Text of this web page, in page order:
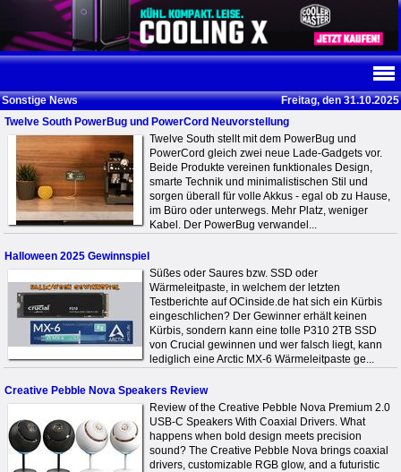
Sonstige News
Freitag, den 31.10.2025
Twelve South PowerBug und PowerCord Neuvorstellung
Twelve South stellt mit dem PowerBug und
PowerCord gleich zwei neue Lade-Gadgets vor.
Beide Produkte vereinen funktionales Design,
smarte Technik und minimalistischen Stil und
sorgen überall für volle Akkus - egal ob zu Hause,
im Büro oder unterwegs. Mehr Platz, weniger
Kabel. Der PowerBug verwandel...
Halloween 2025 Gewinnspiel
Süßes oder Saures bzw. SSD oder
Wärmeleitpaste, in welchem der letzten
Testberichte auf OCinside.de hat sich ein Kürbis
eingeschlichen? Der Gewinner erhält keinen
Kürbis, sondern kann eine tolle P310 2TB SSD
von Crucial gewinnen und wer falsch liegt, kann
lediglich eine Arctic MX-6 Wärmeleitpaste ge...
Creative Pebble Nova Speakers Review
Review of the Creative Pebble Nova Premium 2.0
USB-C Speakers With Coaxial Drivers. What
happens when bold design meets precision
sound? The Creative Pebble Nova brings coaxial
drivers, customizable RGB glow, and a futuristic